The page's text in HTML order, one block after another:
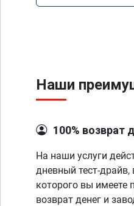
Наши
100% возврат
На наши услуги
дневный тест-драйв,
которого вы имеете
возврат денег и